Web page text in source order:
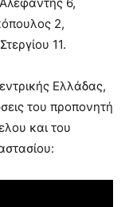
2,
11.
Ελλάδας,
του προπονητή
και του